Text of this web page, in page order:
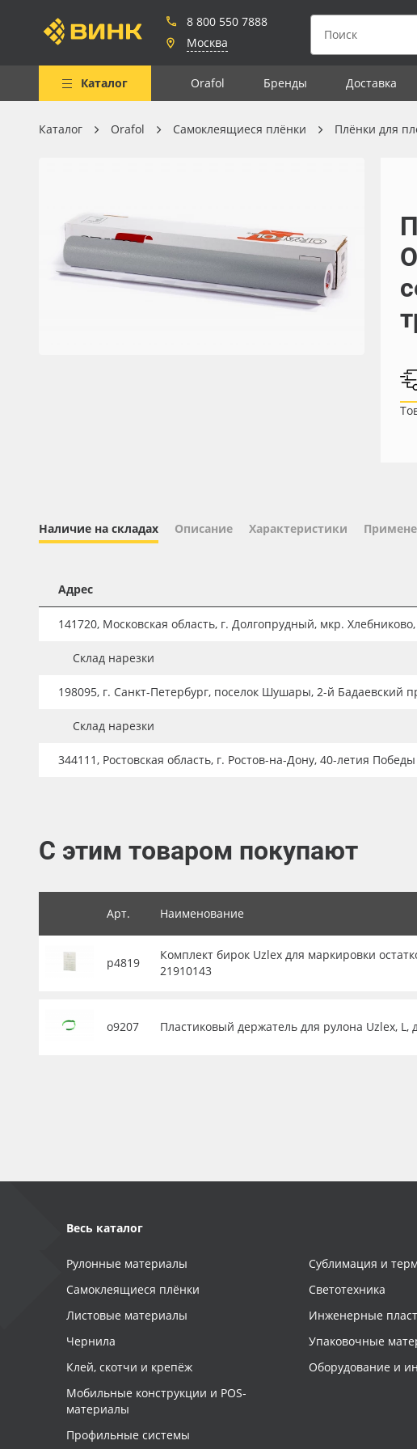
8 800 550 7888
Москва
Каталог Orafol Бренды Доставка
Весь каталог
Листовые материалы
Клей, скотчи и крепёж
Новинки ассортимента
Orajet 3640
Плёнка монтажная Oratape
ПЭТ листовой
ПЭТ бэклит
Каталог Orafol Самоклеящиеся плёнки Плёнки для
Наличие на складах Описание Характеристики
Адрес
141720, Московская область, г. Долгопрудный, мкр.
Склад нарезки
198095, г. Санкт-Петербург, поселок Шушары, 2-й Бадаевский
Склад нарезки
344111, Ростовская область, г. Ростов-на-Дону, 40-летия
С этим товаром покупают
Арт. Наименование
р4819
Комплект бирок Uzlex для маркировки
21910143
о9207 Пластиковый держатель для рулона Uzlex,
Весь каталог
Рулонные материалы
Самоклеящиеся плёнки
Листовые материалы
Чернила
Клей, скотчи и крепёж
Мобильные конструкции и POS-
материалы
Профильные системы
Сублимация и
Светотехника
Инженерные
Упаковочные
Оборудование и